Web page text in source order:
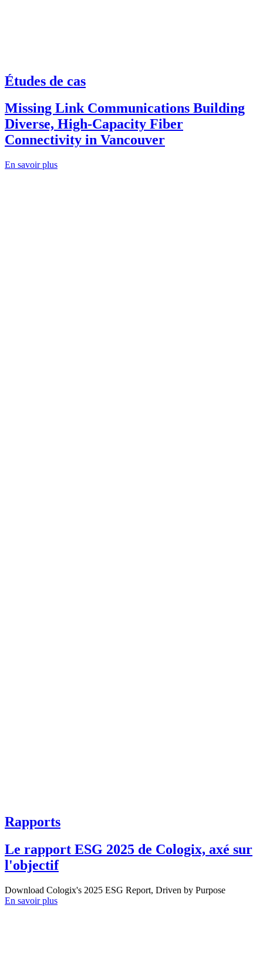
Études de cas
Missing Link Communications Building
Diverse, High-Capacity Fiber
Connectivity in Vancouver
En savoir plus
Rapports
Le rapport ESG 2025 de Cologix, axé sur
l'objectif
Download Cologix's 2025 ESG Report, Driven by Purpose
En savoir plus